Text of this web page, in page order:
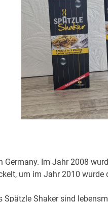
Germany. Im Jahr 2008
um im Jahr 2010
Spätzle Shaker sind